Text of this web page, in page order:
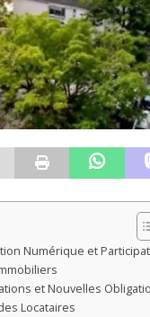
Numérique et
et Nouvelles
Locataires